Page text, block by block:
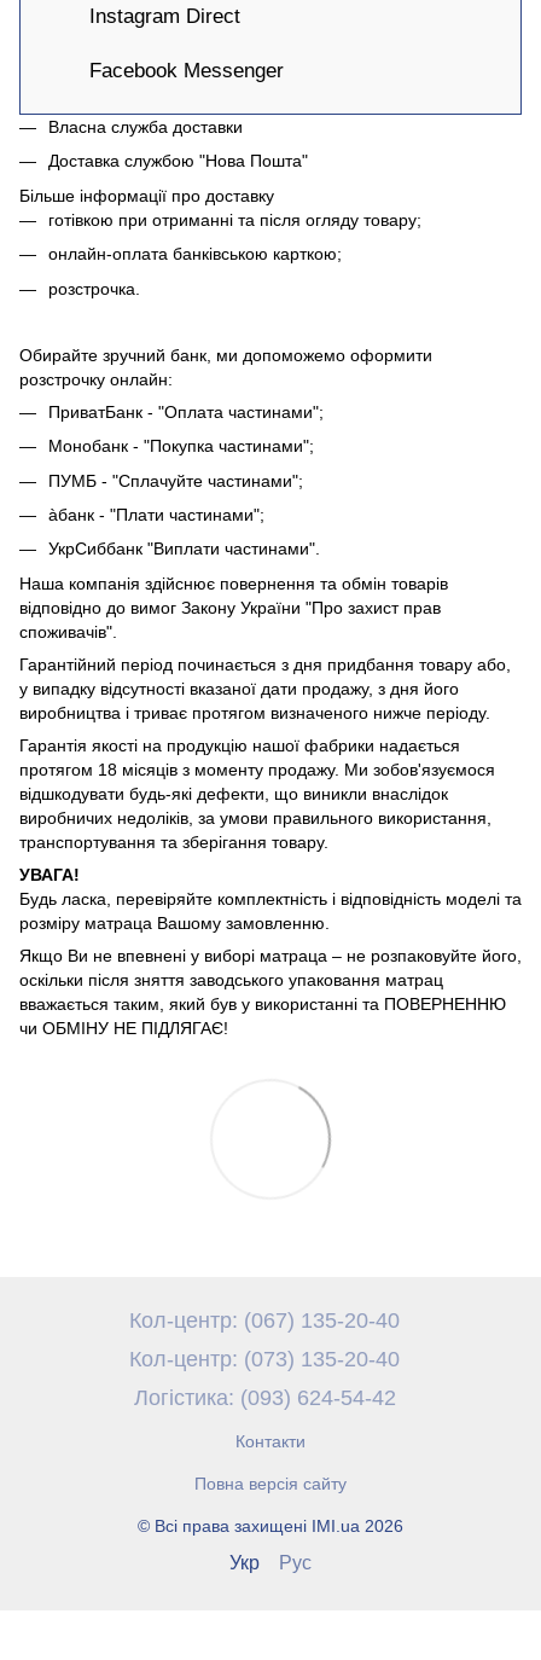
Instagram Direct
Facebook Messenger
Власна служба доставки
Доставка службою "Нова Пошта"
Більше інформації про доставку
готівкою при отриманні та після огляду товару;
онлайн-оплата банківською карткою;
розстрочка.
Обирайте зручний банк, ми допоможемо оформити
розстрочку онлайн:
ПриватБанк - "Оплата частинами";
Монобанк - "Покупка частинами";
ПУМБ - "Сплачуйте частинами";
àбанк - "Плати частинами";
УкрСиббанк "Виплати частинами".
Наша компанія здійснює повернення та обмін товарів
відповідно до вимог Закону України "Про захист прав
споживачів".
Гарантійний період починається з дня придбання товару або,
у випадку відсутності вказаної дати продажу, з дня його
виробництва і триває протягом визначеного нижче періоду.
Гарантія якості на продукцію нашої фабрики надається
протягом 18 місяців з моменту продажу. Ми зобов'язуємося
відшкодувати будь-які дефекти, що виникли внаслідок
виробничих недоліків, за умови правильного використання,
транспортування та зберігання товару.
УВАГА!
Будь ласка, перевіряйте комплектність і відповідність моделі та
розміру матраца Вашому замовленню.
Якщо Ви не впевнені у виборі матраца – не розпаковуйте його,
оскільки після зняття заводського упаковання матрац
вважається таким, який був у використанні та ПОВЕРНЕННЮ
чи ОБМІНУ НЕ ПІДЛЯГАЄ!
Кол-центр: (067) 135-20-40
Кол-центр: (073) 135-20-40
Логістика: (093) 624-54-42
Контакти
Повна версія сайту
© Всі права захищені IMI.ua 2026
Укр Рус